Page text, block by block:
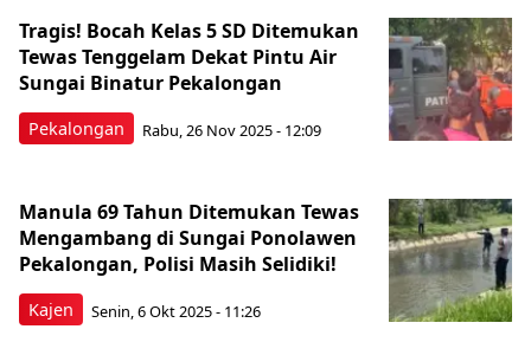
Pekalongan
Tragis! Bocah Kelas 5 SD Ditemukan
Tewas Tenggelam Dekat Pintu Air
Sungai Binatur Pekalongan
Rabu, 26 Nov 2025 - 12:09
Kajen
Manula 69 Tahun Ditemukan Tewas
Mengambang di Sungai Ponolawen
Pekalongan, Polisi Masih Selidiki!
Senin, 6 Okt 2025 - 11:26